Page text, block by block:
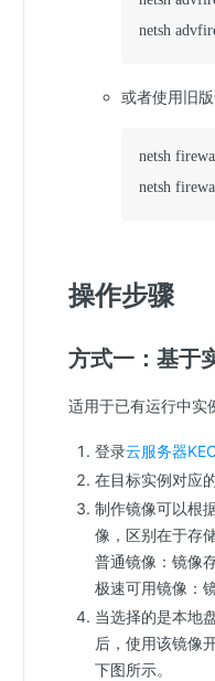
netsh
或者使用旧版
netsh
netsh
操作步骤
方式一：基于
适用于已有运行中实
登录云服务器
在目标实例对应
制作镜像可以根
像，区别在于存
普通镜像：镜像
极速可用镜像：
当选择的是本地
后，使用该镜像
下图所示。